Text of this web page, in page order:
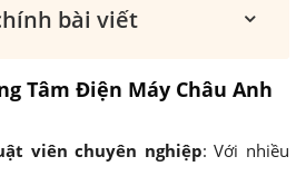
bài viết
Tâm Điện Máy Châu Anh
viên chuyên nghiệp: Với nhiều